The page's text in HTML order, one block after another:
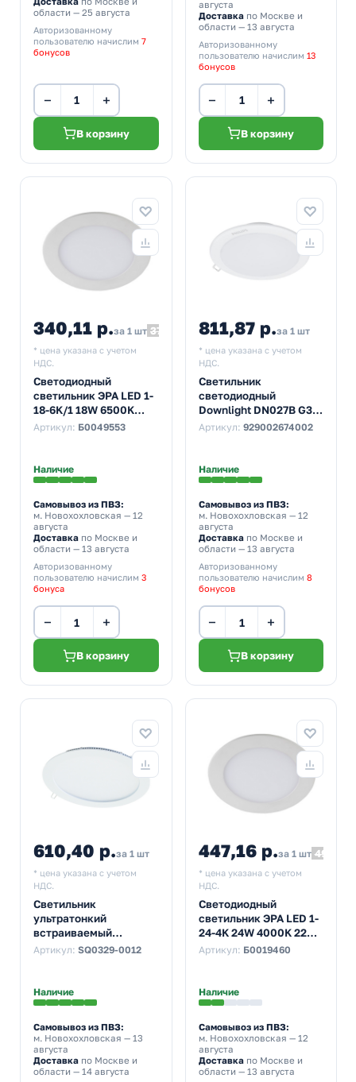
области — 25 августа
Авторизованному
пользователю начислим 7
бонусов
− +
В корзину
августа
Доставкапо Москве и
области — 13 августа
Авторизованному
пользователю начислим 13
бонусов
− +
В корзину
340,11 р.за 1 шт 377,90
* цена указана с учетом
НДС.
Светодиодный
светильник ЭРА LED 1-
18-6K/1 18W 6500K
220V круглый
Артикул: Б0049553
Наличие
Самовывоз из ПВЗ:
м. Новохохловская — 12
августа
Доставка по Москве и
области — 13 августа
Авторизованному
пользователю начислим 3
бонуса
− +
В корзину
811,87 р.за 1 шт
* цена указана с учетом
НДС.
Светильник
светодиодный
Downlight DN027B G3
D175RD LED 15/NW
Артикул: 929002674002
Наличие
Самовывоз из ПВЗ:
м. Новохохловская — 12
августа
Доставкапо Москве и
области — 13 августа
Авторизованному
пользователю начислим 8
бонусов
− +
В корзину
610,40 р.за 1 шт
* цена указана с учетом
НДС.
Светильник
ультратонкий
встраиваемый
светодиодный TDM
Артикул: SQ0329-0012
Наличие
Самовывоз из ПВЗ:
м. Новохохловская — 13
августа
Доставка по Москве и
области — 14 августа
447,16 р.за 1 шт 496,85
* цена указана с учетом
НДС.
Светодиодный
светильник ЭРА LED 1-
24-4K 24W 4000K 220V
круглый
Артикул: Б0019460
Наличие
Самовывоз из ПВЗ:
м. Новохохловская — 12
августа
Доставкапо Москве и
области — 13 августа